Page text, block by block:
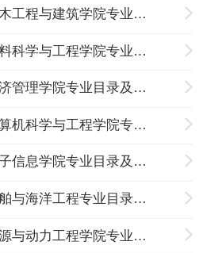
2017年江苏科技大学土木工程与建筑学院专业目录及考试科目
2017年江苏科技大学材料科学与工程学院专业目录及考试科目
2017年江苏科技大学经济管理学院专业目录及考试科目
2017年江苏科技大学计算机科学与工程学院专业目录及考试科目
2017年江苏科技大学电子信息学院专业目录及考试科目
2017年江苏科技大学船舶与海洋工程专业目录及考试科目
2017年江苏科技大学能源与动力工程学院专业目录及考试科目